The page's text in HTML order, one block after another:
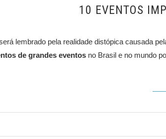
10 EVENTOS
lembrado pela realidade distópica causada
de grandes eventos no Brasil e no mundo